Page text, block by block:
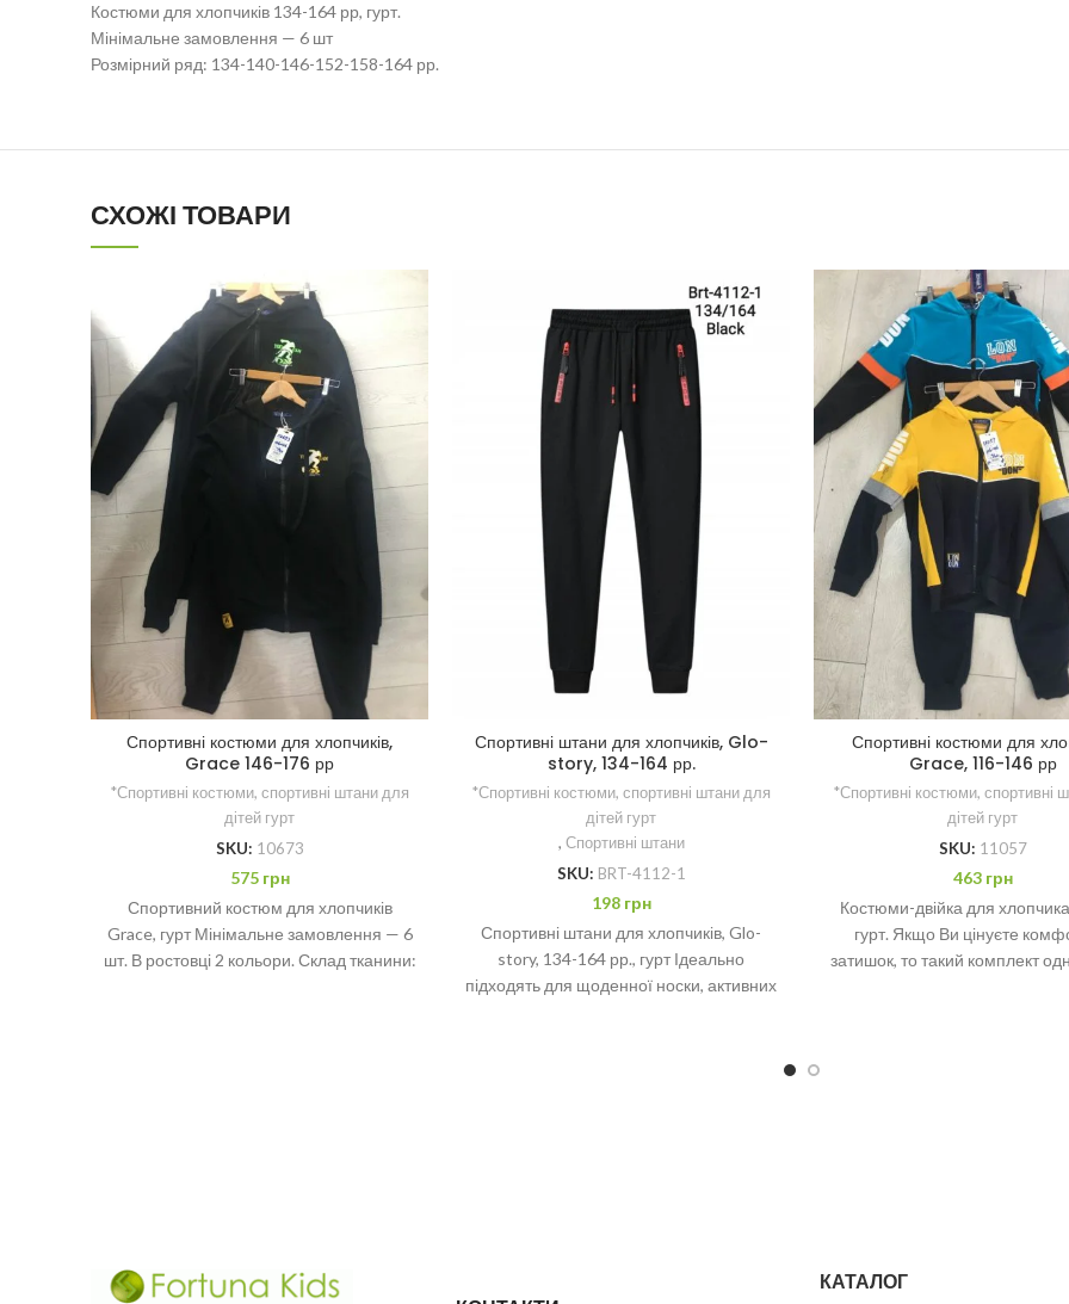
Костюми для хлопчиків 134-164 рр, гурт.
Мінімальне замовлення — 6 шт
Розмірний ряд: 134-140-146-152-158-164 рр.
СХОЖІ ТОВАРИ
Спортивні костюми для хлопчиків,
Grace 146-176 рр
*Спортивні костюми, спортивні штани для
дітей гурт
SKU: 10673
575 грн
Спортивний костюм для хлопчиків
Grace, гурт Мінімальне замовлення — 6
шт. В ростовці 2 кольори. Склад тканини:
Спортивні штани для хлопчиків, Glo-
story, 134-164 рр.
*Спортивні костюми, спортивні штани для
дітей гурт
, Спортивні штани
SKU: BRT-4112-1
198 грн
Спортивні штани для хлопчиків, Glo-
story, 134-164 рр., гурт Ідеально
підходять для щоденної носки, активних
Спортивні костюми для
Grace, 116-146 рр
*Спортивні костюми, спортивні
дітей гурт
SKU: 11057
463 грн
Костюми-двійка для
гурт. Якщо Ви цінуєте
затишок, то такий комплект
КАТАЛОГ